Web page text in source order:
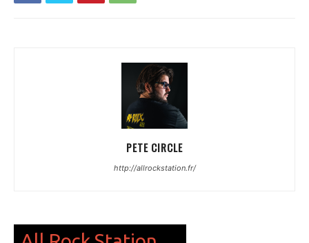
PETE CIRCLE
http://allrockstation.fr/